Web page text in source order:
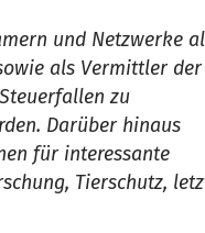
und Netzwerke
als Vermittler der
zu
Darüber hinaus
für interessante
Tierschutz,